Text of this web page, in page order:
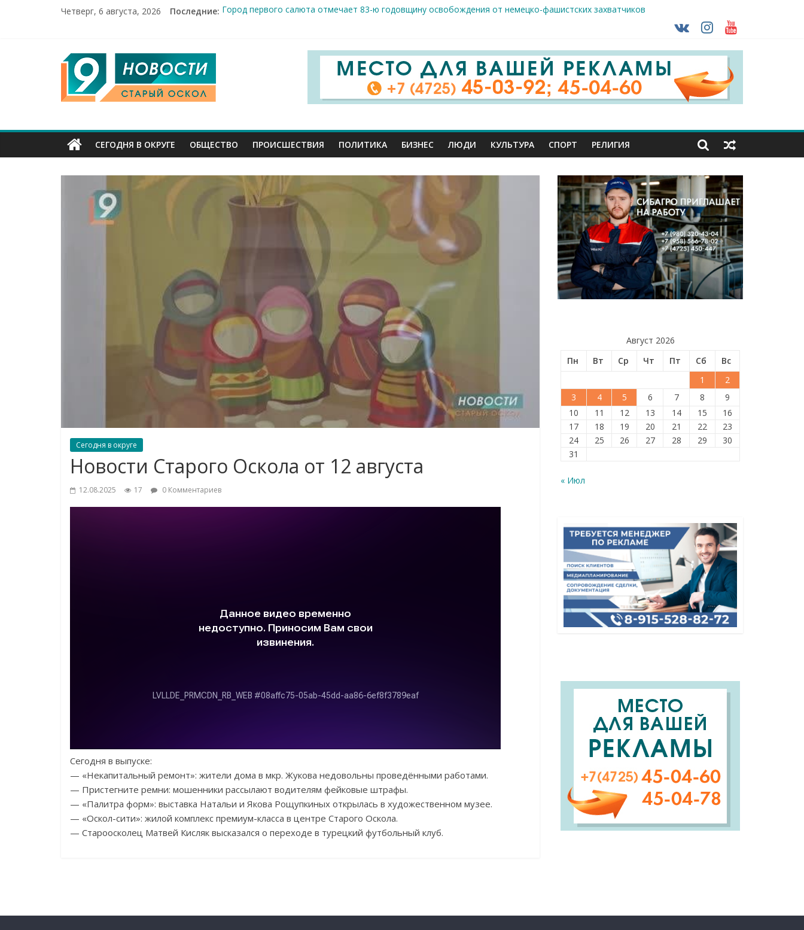
Четверг, 6 августа, 2026 Последние: Город первого салюта отмечает 83-ю годовщину освобождения от немецко-фашистских захватчиков
Новости Старого Оскола от 5 августа
14 мирных жителей ранены сегодня в Белгородской области в результате ударов ВСУ
9
Канал
Старый
Оскол
СЕГОДНЯ В ОКРУГЕ ОБЩЕСТВО ПРОИСШЕСТВИЯ ПОЛИТИКА БИЗНЕС ЛЮДИ КУЛЬТУРА СПОРТ РЕЛИГИЯ
Сегодня в округе
Новости Старого Оскола от 12 августа
12.08.2025 17 0 Комментариев
Сегодня в выпуске:
— «Некапитальный ремонт»: жители дома в мкр. Жукова недовольны проведёнными работами.
— Пристегните ремни: мошенники рассылают водителям фейковые штрафы.
— «Палитра форм»: выставка Натальи и Якова Рощупкиных открылась в художественном музее.
— «Оскол-сити»: жилой комплекс премиум-класса в центре Старого Оскола.
— Староосколец Матвей Кисляк высказался о переходе в турецкий футбольный клуб.
Август 2026
Пн
Вт Ср Чт Пт Сб
Вс
1
2
3
4 5 6 7 8
9
10
11 12 13 14 15
16
17
18 19 20 21 22
23
24
25 26 27 28 29
30
31
« Июл